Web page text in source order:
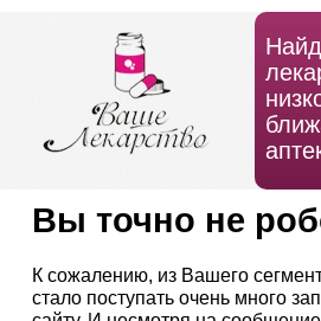
Вы точно не
К сожалению, из Вашего
стало поступать очень много